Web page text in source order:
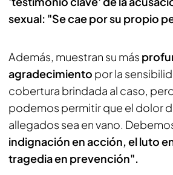
sexual: "Se cae por su propio
Además, muestran su más
agradecimiento por la
cobertura brindada al caso,
podemos permitir que el dolor
allegados sea en vano.
indignación en acción, el luto
tragedia en prevención".